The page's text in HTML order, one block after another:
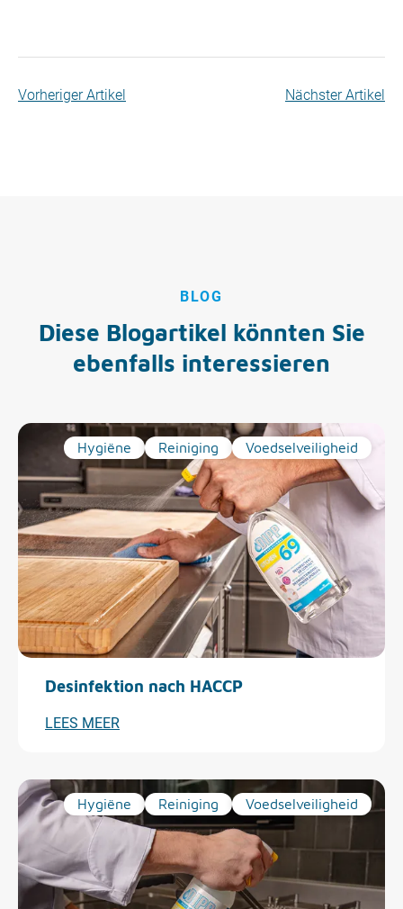
Vorheriger Artikel Nächster Artikel
BLOG
Diese Blogartikel könnten Sie
ebenfalls interessieren
Hygiëne Reiniging Voedselveiligheid
Desinfektion nach HACCP
LEES MEER
Hygiëne Reiniging Voedselveiligheid